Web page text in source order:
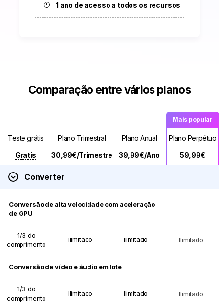
1 ano de acesso a todos os recursos
Comparação entre vários planos
Mais popular
Teste grátis Plano Trimestral Plano Anual Plano Perpétuo
Gratis €/Trimestre
30,99 €/Ano
39,99 €
59,99
Converter
Conversão de alta velocidade com aceleração
de GPU
1/3 do
comprimento
Ilimitado Ilimitado Ilimitado
Conversão de vídeo e áudio em lote
1/3 do
comprimento
Ilimitado Ilimitado Ilimitado